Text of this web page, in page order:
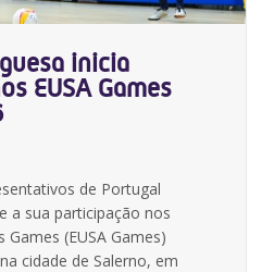
inicia
EUSA Games
de Portugal
a sua participação nos
Games (EUSA Games)
cidade de Salerno, em